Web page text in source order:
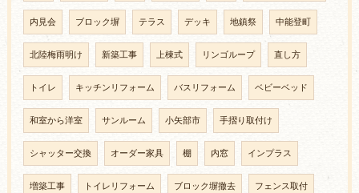
内見会 ブロック塀 テラス デッキ 地鎮祭 中能登町
北陸梅雨明け 新築工事 上棟式 リンゴループ 直し方
トイレ キッチンリフォーム バスリフォーム ベビーベッド
和室から洋室 サンルーム 小矢部市 手摺り取付け
シャッター交換 オーダー家具 棚 内窓 インプラス
増築工事 トイレリフォーム ブロック塀撤去 フェンス取付